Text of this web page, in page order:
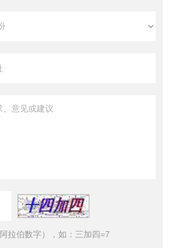
拉伯数字），如：三加四=7